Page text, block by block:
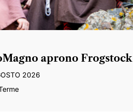
aprono Frogstock
2026